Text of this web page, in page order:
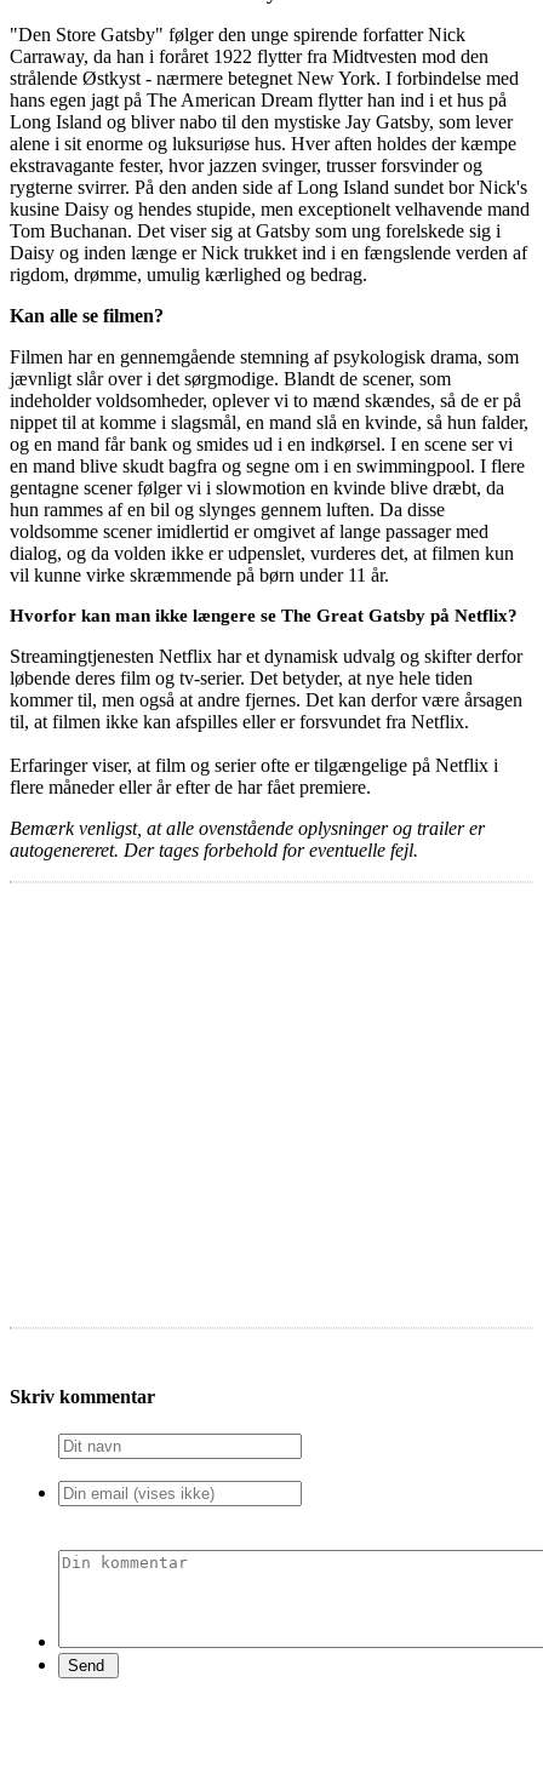
"Den Store Gatsby" følger den unge spirende forfatter Nick
Carraway, da han i foråret 1922 flytter fra Midtvesten mod den
strålende Østkyst - nærmere betegnet New York. I forbindelse med
hans egen jagt på The American Dream flytter han ind i et hus på
Long Island og bliver nabo til den mystiske Jay Gatsby, som lever
alene i sit enorme og luksuriøse hus. Hver aften holdes der kæmpe
ekstravagante fester, hvor jazzen svinger, trusser forsvinder og
rygterne svirrer. På den anden side af Long Island sundet bor Nick's
kusine Daisy og hendes stupide, men exceptionelt velhavende mand
Tom Buchanan. Det viser sig at Gatsby som ung forelskede sig i
Daisy og inden længe er Nick trukket ind i en fængslende verden af
rigdom, drømme, umulig kærlighed og bedrag.
Kan alle se filmen?
Filmen har en gennemgående stemning af psykologisk drama, som
jævnligt slår over i det sørgmodige. Blandt de scener, som
indeholder voldsomheder, oplever vi to mænd skændes, så de er på
nippet til at komme i slagsmål, en mand slå en kvinde, så hun falder,
og en mand får bank og smides ud i en indkørsel. I en scene ser vi
en mand blive skudt bagfra og segne om i en swimmingpool. I flere
gentagne scener følger vi i slowmotion en kvinde blive dræbt, da
hun rammes af en bil og slynges gennem luften. Da disse
voldsomme scener imidlertid er omgivet af lange passager med
dialog, og da volden ikke er udpenslet, vurderes det, at filmen kun
vil kunne virke skræmmende på børn under 11 år.
Hvorfor kan man ikke længere se The Great Gatsby på Netflix?
Streamingtjenesten Netflix har et dynamisk udvalg og skifter derfor
løbende deres film og tv-serier. Det betyder, at nye hele tiden
kommer til, men også at andre fjernes. Det kan derfor være årsagen
til, at filmen ikke kan afspilles eller er forsvundet fra Netflix.
Erfaringer viser, at film og serier ofte er tilgængelige på Netflix i
flere måneder eller år efter de har fået premiere.
Bemærk venligst, at alle ovenstående oplysninger og trailer er
autogenereret. Der tages forbehold for eventuelle fejl.
Skriv kommentar